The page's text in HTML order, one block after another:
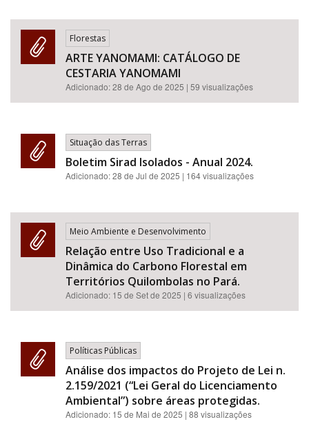
Florestas
ARTE YANOMAMI: CATÁLOGO DE
CESTARIA YANOMAMI
Adicionado:28 de Ago de 2025 | 59 visualizações
Situação das Terras
Boletim Sirad Isolados - Anual 2024.
Adicionado:28 de Jul de 2025 | 164 visualizações
Meio Ambiente e Desenvolvimento
Relação entre Uso Tradicional e a
Dinâmica do Carbono Florestal em
Territórios Quilombolas no Pará.
Adicionado: 15 de Set de 2025 | 6 visualizações
Políticas Públicas
Análise dos impactos do Projeto de Lei n.
2.159/2021 (“Lei Geral do Licenciamento
Ambiental”) sobre áreas protegidas.
Adicionado: 15 de Mai de 2025 | 88 visualizações